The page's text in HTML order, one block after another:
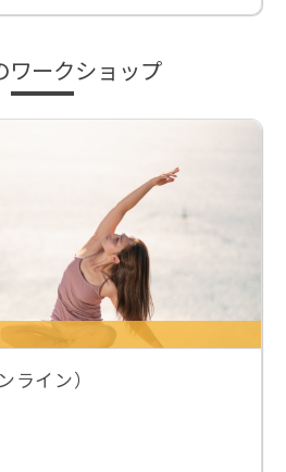
ワークショップ
イン）